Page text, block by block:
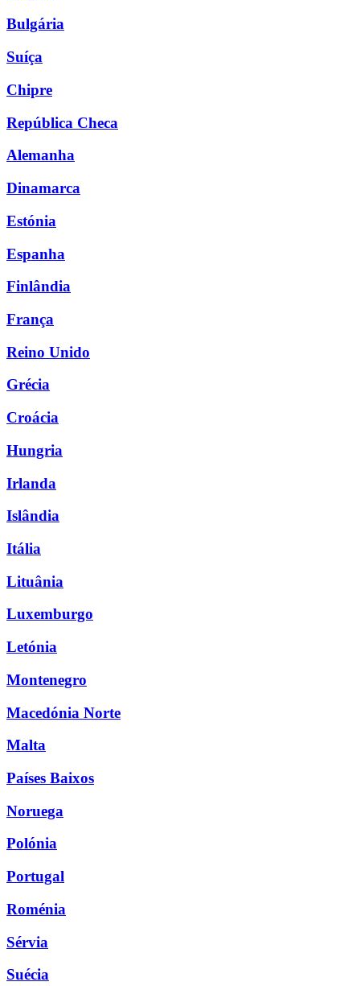
Bulgária
Suíça
Chipre
República Checa
Alemanha
Dinamarca
Estónia
Espanha
Finlândia
França
Reino Unido
Grécia
Croácia
Hungria
Irlanda
Islândia
Itália
Lituânia
Luxemburgo
Letónia
Montenegro
Macedónia Norte
Malta
Países Baixos
Noruega
Polónia
Portugal
Roménia
Sérvia
Suécia